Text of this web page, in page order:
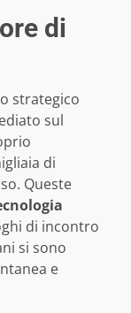
di
strategico
sul
di
Queste
di incontro
si sono
e